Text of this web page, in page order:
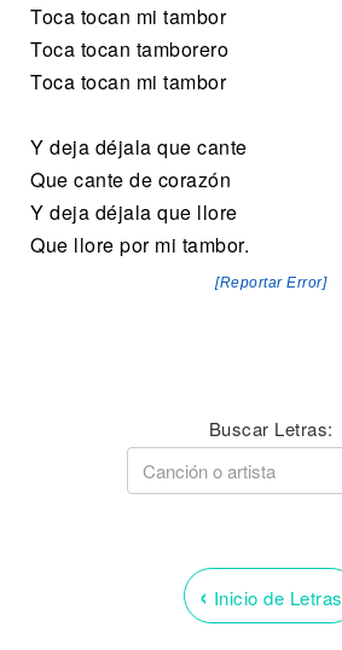
Toca tocan mi tambor
Toca tocan tamborero
Toca tocan mi tambor
Y deja déjala que cante
Que cante de corazón
Y deja déjala que llore
Que llore por mi tambor.
[Reportar Error]
Buscar Letras:
‹ Inicio de Letras